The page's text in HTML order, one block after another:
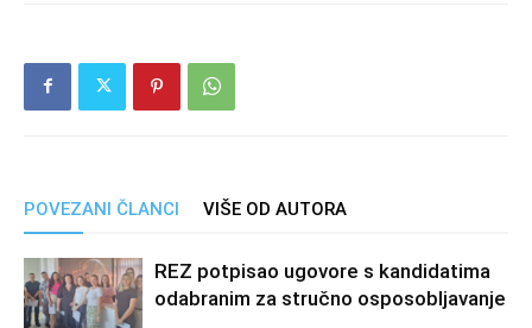
POVEZANI ČLANCI VIŠE OD AUTORA
REZ potpisao ugovore s kandidatima
odabranim za stručno osposobljavanje